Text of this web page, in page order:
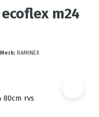
m24
Merk: RAMINEX